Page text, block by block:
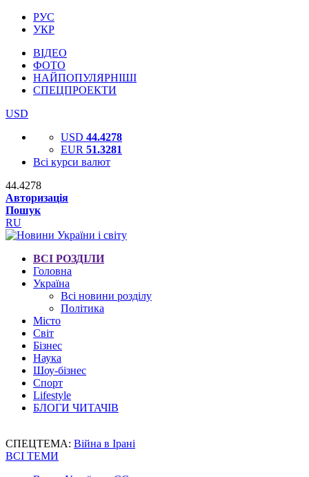
РУС
УКР
ВІДЕО
ФОТО
НАЙПОПУЛЯРНІШІ
СПЕЦПРОЕКТИ
USD
USD 44.4278
EUR 51.3281
Всі курси валют
44.4278
Авторизація
Пошук
RU
ВСІ РОЗДІЛИ
Головна
Україна
Всі новини розділу
Політика
Місто
Світ
Бізнес
Наука
Шоу-бізнес
Спорт
Lifestyle
БЛОГИ ЧИТАЧІВ
СПЕЦТЕМА: Війна в Ірані
ВСІ ТЕМИ